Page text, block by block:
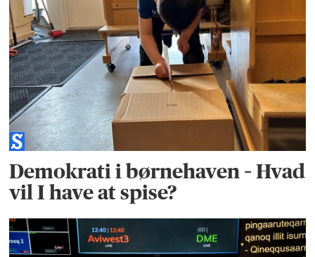
Demokrati i børnehaven – Hvad
vil I have at spise?